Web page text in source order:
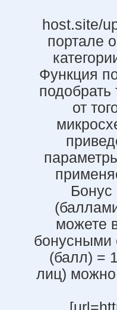
host.site/
портале
Функция
от
можете
бонусными
(балл) =
лиц)